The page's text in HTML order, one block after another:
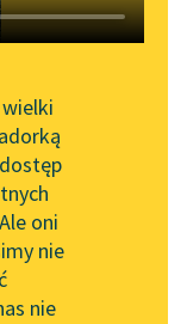
utworu
Lektur
dla piszących i
oni
nie
nie
i